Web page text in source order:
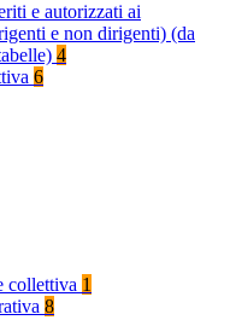
e autorizzati ai
e non dirigenti) (da
4
6
collettiva 1
8